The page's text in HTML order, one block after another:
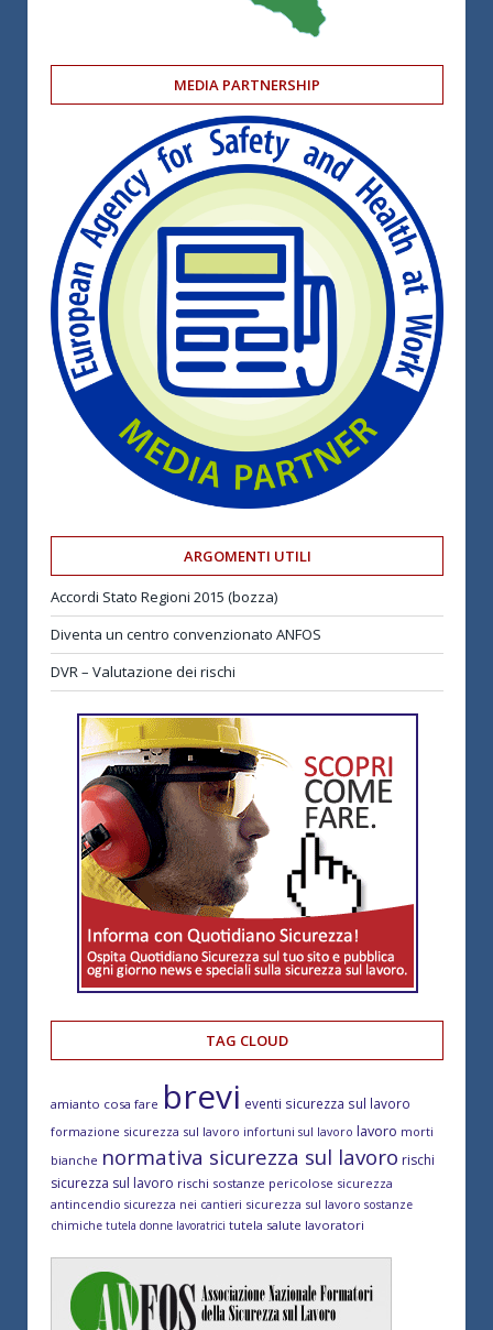
MEDIA PARTNERSHIP
ARGOMENTI UTILI
Accordi Stato Regioni 2015 (bozza)
Diventa un centro convenzionato ANFOS
DVR – Valutazione dei rischi
TAG CLOUD
amianto cosa fare brevi eventi sicurezza sul lavoro
formazione sicurezza sul lavoro infortuni sul lavoro lavoro morti
bianche normativa sicurezza sul lavoro rischi
sicurezza sul lavoro rischi sostanze pericolose sicurezza
antincendio sicurezza nei cantieri sicurezza sul lavoro sostanze
chimiche tutela donne lavoratrici tutela salute lavoratori